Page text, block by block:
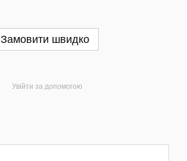
Замовити швидко
Увійти за допомогою